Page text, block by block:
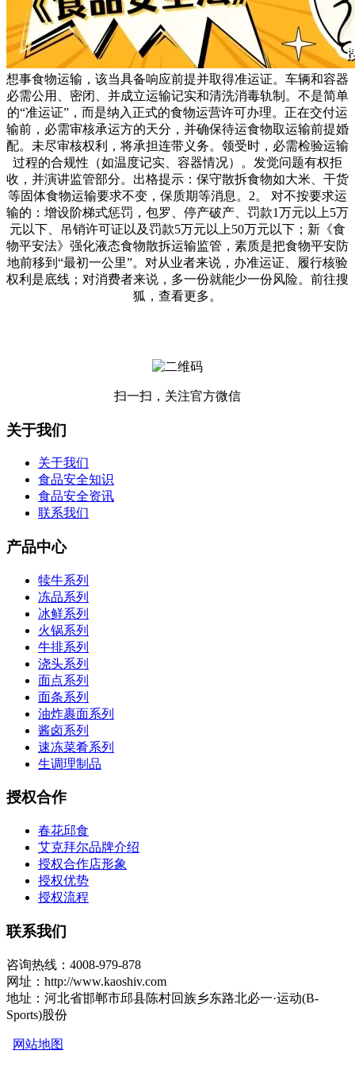
想事食物运输，该当具备响应前提并取得准运证。车辆和容器
必需公用、密闭、并成立运输记实和清洗消毒轨制。不是简单
的“准运证”，而是纳入正式的食物运营许可办理。正在交付运
输前，必需审核承运方的天分，并确保待运食物取运输前提婚
配。未尽审核权利，将承担连带义务。领受时，必需检验运输
过程的合规性（如温度记实、容器情况）。发觉问题有权拒
收，并演讲监管部分。出格提示：保守散拆食物如大米、干货
等固体食物运输要求不变，保质期等消息。2。 对不按要求运
输的：增设阶梯式惩罚，包罗、停产破产、罚款1万元以上5万
元以下、吊销许可证以及罚款5万元以上50万元以下；新《食
物平安法》强化液态食物散拆运输监管，素质是把食物平安防
地前移到“最初一公里”。对从业者来说，办准运证、履行核验
权利是底线；对消费者来说，多一份就能少一份风险。前往搜
狐，查看更多。
扫一扫，关注官方微信
关于我们
关于我们
食品安全知识
食品安全资讯
联系我们
产品中心
犊牛系列
冻品系列
冰鲜系列
火锅系列
牛排系列
浇头系列
面点系列
面条系列
油炸裹面系列
酱卤系列
速冻菜肴系列
生调理制品
授权合作
春花邱食
艾克拜尔品牌介绍
授权合作店形象
授权优势
授权流程
联系我们
咨询热线：4008-979-878
网址：http://www.kaoshiv.com
地址：河北省邯郸市邱县陈村回族乡东路北必一·运动(B-
Sports)股份
网站地图